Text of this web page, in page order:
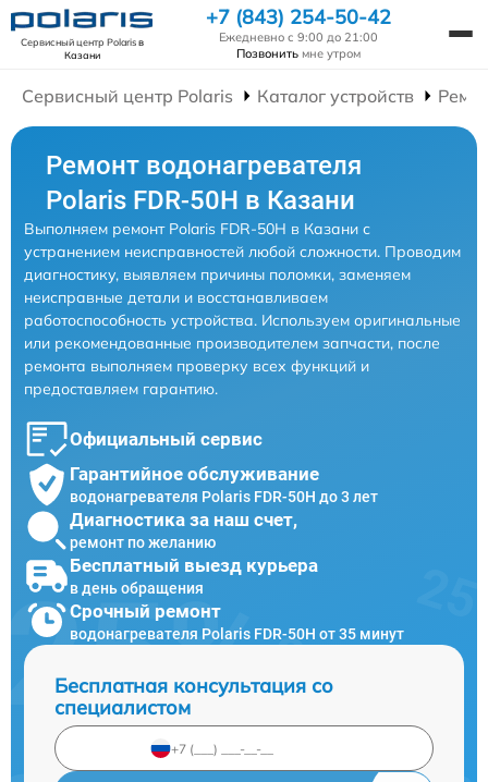
Сервисный центр Polarisв
Казани
+7 (843) 254-50-42
Ежедневно с 9:00 до 21:00
Позвонить мне утром
Сервисный центр Polaris Каталог устройств
Ремонт водонагревателя
Polaris FDR-50H в Казани
Выполняем ремонт Polaris FDR-50H в Казани с
устранением неисправностей любой сложности. Проводим
диагностику, выявляем причины поломки, заменяем
неисправные детали и восстанавливаем
работоспособность устройства. Используем оригинальные
или рекомендованные производителем запчасти, после
ремонта выполняем проверку всех функций и
предоставляем гарантию.
Официальный сервис
Гарантийное обслуживание
водонагревателя Polaris FDR-50H до 3 лет
Диагностика за наш счет,
ремонт по желанию
Бесплатный выезд курьера
в день обращения
Срочный ремонт
водонагревателя Polaris FDR-50H от 35 минут
Бесплатная консультация со
специалистом